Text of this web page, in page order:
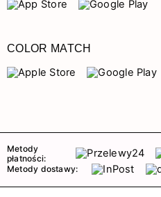
COLOR MATCH
Metody
płatności:
Metody dostawy: